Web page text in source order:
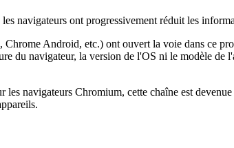
navigateurs ont progressivement réduit les
Android, etc.) ont ouvert la voie dans ce
du navigateur, la version de l'OS ni le modèle de
les navigateurs Chromium, cette chaîne est